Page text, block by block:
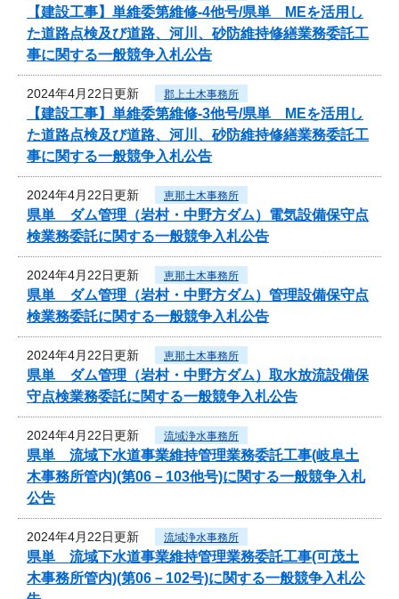
【建設工事】単維委第維修‐4他号/県単 MEを活用し
た道路点検及び道路、河川、砂防維持修繕業務委託工
事に関する一般競争入札公告
2024年4月22日更新 郡上土木事務所
【建設工事】単維委第維修‐3他号/県単 MEを活用し
た道路点検及び道路、河川、砂防維持修繕業務委託工
事に関する一般競争入札公告
2024年4月22日更新 恵那土木事務所
県単 ダム管理（岩村・中野方ダム）電気設備保守点
検業務委託に関する一般競争入札公告
2024年4月22日更新 恵那土木事務所
県単 ダム管理（岩村・中野方ダム）管理設備保守点
検業務委託に関する一般競争入札公告
2024年4月22日更新 恵那土木事務所
県単 ダム管理（岩村・中野方ダム）取水放流設備保
守点検業務委託に関する一般競争入札公告
2024年4月22日更新 流域浄水事務所
県単 流域下水道事業維持管理業務委託工事(岐阜土
木事務所管内)(第06－103他号)に関する一般競争入札
公告
2024年4月22日更新 流域浄水事務所
県単 流域下水道事業維持管理業務委託工事(可茂土
木事務所管内)(第06－102号)に関する一般競争入札公